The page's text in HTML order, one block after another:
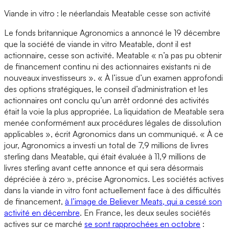
Viande in vitro : le néerlandais Meatable cesse son activité
Le fonds britannique Agronomics a annoncé le 19 décembre
que la société de viande in vitro Meatable, dont il est
actionnaire, cesse son activité. Meatable « n’a pas pu obtenir
de financement continu ni des actionnaires existants ni de
nouveaux investisseurs ». « À l’issue d’un examen approfondi
des options stratégiques, le conseil d’administration et les
actionnaires ont conclu qu’un arrêt ordonné des activités
était la voie la plus appropriée. La liquidation de Meatable sera
menée conformément aux procédures légales de dissolution
applicables », écrit Agronomics dans un communiqué. « À ce
jour, Agronomics a investi un total de 7,9 millions de livres
sterling dans Meatable, qui était évaluée à 11,9 millions de
livres sterling avant cette annonce et qui sera désormais
dépréciée à zéro », précise Agronomics. Les sociétés actives
dans la viande in vitro font actuellement face à des difficultés
de financement, à l’image de Believer Meats, qui a cessé son
activité en décembre. En France, les deux seules sociétés
actives sur ce marché se sont rapprochées en octobre :